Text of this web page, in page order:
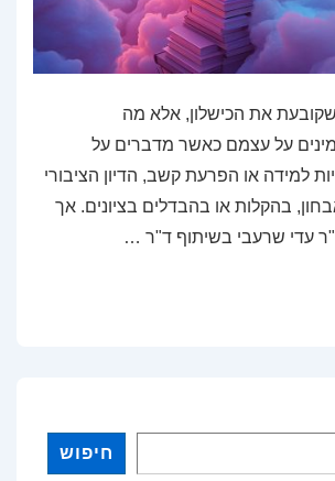
את הכישלון, אלא מה
על עצמם כאשר מדברים על
למידה או הפרעת קשב, הדיון הציבורי
בהקלות או בהבדלים בציונים. אך
עדי שרעבי בשיתוף ד"ר …
חיפוש